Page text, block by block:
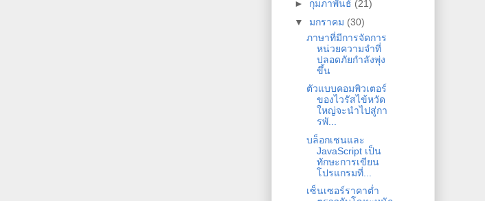
► กุมภาพันธ์ (21)
▼ มกราคม (30)
ภาษาที่มีการจัดการ
หน่วยความจำที่
ปลอดภัยกำลังพุ่ง
ขึ้น
ตัวแบบคอมพิวเตอร์
ของไวรัสไข้หวัด
ใหญ่จะนำไปสู่กา
รพั...
บล็อกเชนและ
JavaScript เป็น
ทักษะการเขียน
โปรแกรมที่...
เซ็นเซอร์ราคาต่ำ